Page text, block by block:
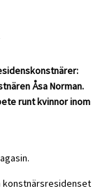
Åsa Norman.
runt kvinnor inom
konstnärsresidenset